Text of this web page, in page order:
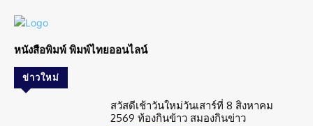
หนังสือพิมพ์ พิมพ์ไทยออนไลน์
ข่าวใหม่
สวัสดีเช้าวันใหม่วันเสาร์ที่ 8 สิงหาคม
2569 ท้องกินข้าว สมองกินข่าว